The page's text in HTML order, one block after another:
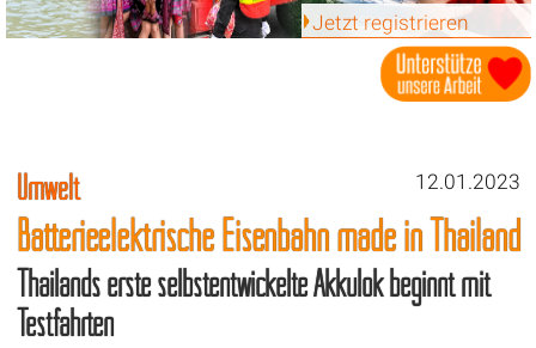
Jetzt registrieren
12.01.2023
Umwelt
Batterieelektrische Eisenbahn made in Thailand
Thailands erste selbstentwickelte Akkulok beginnt mit
Testfahrten